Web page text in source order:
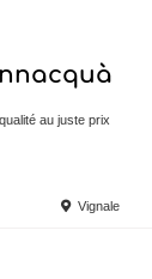
au juste prix
Vignale